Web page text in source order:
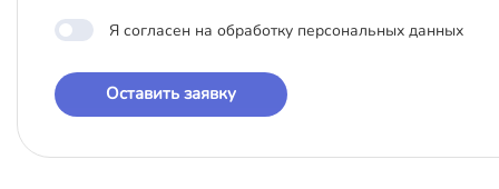
Я согласен на обработку персональных данных
Оставить заявку